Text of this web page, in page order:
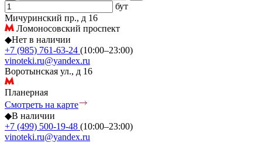
бут
Мичуринский пр., д 16
Ломоносовский проспект
◆Нет в наличии
+7 (985) 761-63-24 (10:00–23:00)
vinoteki.ru@yandex.ru
Воротынская ул., д 16
Планерная
Смотреть на карте
◆В наличии
+7 (499) 500-19-48 (10:00–23:00)
vinoteki.ru@yandex.ru